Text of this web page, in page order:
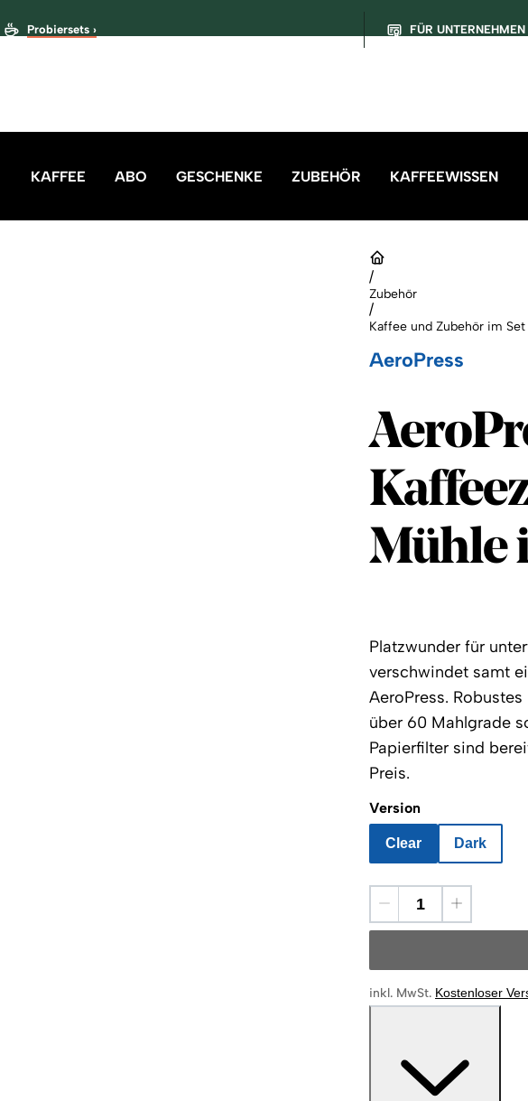
Probiersets › FÜR UNTERNEHMEN
KAFFEE ABO GESCHENKE ZUBEHÖR KAFFEEWISSEN
/
Zubehör
/
Kaffee und Zubehör im Set
Version
Clear Dark
AeroPress
Mühle
Platzwunder für
verschwindet samt
AeroPress.
über 60 Mahlgrade
Papierfilter sind
Preis.
inkl. MwSt. Kostenloser